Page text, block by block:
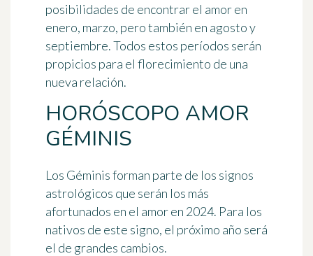
posibilidades de encontrar el amoren
enero, marzo, pero también en agosto y
septiembre. Todos estos períodos serán
propicios para el florecimiento de una
nueva relación.
HORÓSCOPO AMOR
GÉMINIS
Los Géminisforman parte de los signos
astrológicos que serán los más
afortunados en el amor en 2024. Para los
nativos de este signo, el próximo año será
el de grandes cambios.